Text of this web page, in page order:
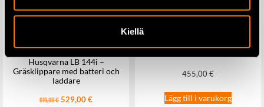
Kiellä
Husqvarna LB 144i –
Gräsklippare med batteri och
laddare
619,00€529,00€
Technical Extreme
455,00€
Lägg till i varukorg